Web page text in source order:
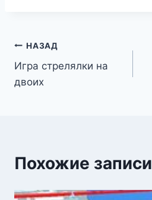
Навигация
по
НАЗАД
Игра стрелялки на
двоих
Похожие записи